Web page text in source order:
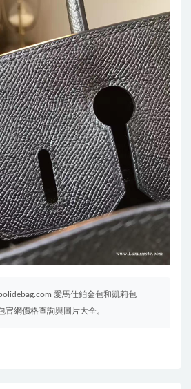
愛馬仕鉑金包和凱莉包
官網價格查詢與圖片大全。